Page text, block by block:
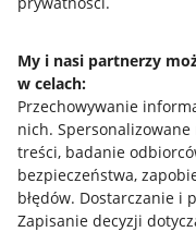
My i nasi partnerzy
w celach:
Przechowywanie
nich.
treści, badanie
bezpieczeństwa,
błędów. Dostarczanie i
Zapisanie decyzji
Jak to działa
Allegro Gadane dla
Allegro Gadane dla
Mapa miejscowości
Informacje prawne